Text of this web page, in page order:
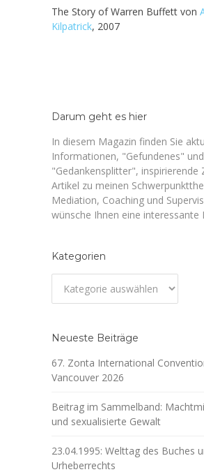
The Story of Warren Buffett von
Kilpatrick, 2007
Darum geht es hier
In diesem Magazin finden Sie
Informationen, "Gefundenes" und
"Gedankensplitter", inspirierende
Artikel zu meinen
Mediation, Coaching und
wünsche Ihnen eine interessante
Kategorien
Neueste Beiträge
67. Zonta International
Vancouver 2026
Beitrag im Sammelband:
und sexualisierte Gewalt
23.04.1995: Welttag des Buches
Urheberrechts